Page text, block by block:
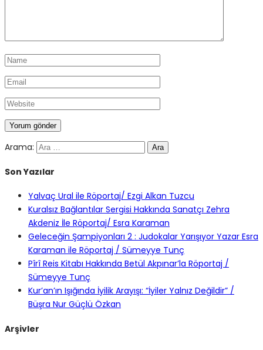
Arama:
Son Yazılar
Yalvaç Ural ile Röportaj/ Ezgi Alkan Tuzcu
Kuralsız Bağlantılar Sergisi Hakkında Sanatçı Zehra
Akdeniz İle Röportaj/ Esra Karaman
Geleceğin Şampiyonları 2 : Judokalar Yarışıyor Yazar Esra
Karaman ile Röportaj / Sümeyye Tunç
Pîrî Reis Kitabı Hakkında Betül Akpınar’la Röportaj /
Sümeyye Tunç
Kur’an’ın Işığında İyilik Arayışı: “İyiler Yalnız Değildir” /
Büşra Nur Güçlü Özkan
Arşivler